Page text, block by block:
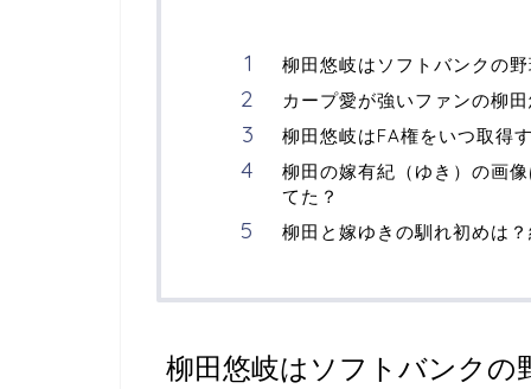
柳田悠岐はソフトバンクの
カープ愛が強いファンの柳
柳田悠岐はFA権をいつ取得
柳田の嫁有紀（ゆき）の画
てた？
柳田と嫁ゆきの馴れ初めは
柳田悠岐はソフトバンクの